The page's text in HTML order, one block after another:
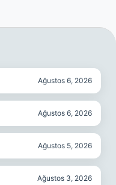
Ağustos 6, 2026
Ağustos 6, 2026
Ağustos 5, 2026
Ağustos 3, 2026